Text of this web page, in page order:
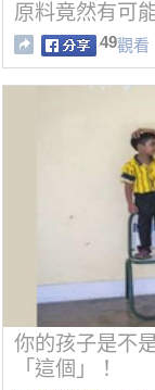
原料竟然有可
49觀看
你的孩子是不
「這個」！